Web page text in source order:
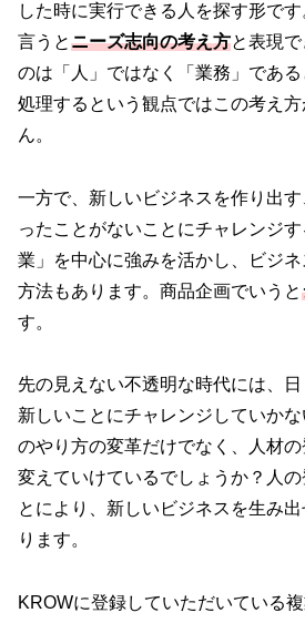
した時に実行できる人を探す形で
言うとニーズ志向の考え方と表現
のは「人」ではなく「業務」であ
処理するという観点ではこの考え
ん。
一方で、新しいビジネスを作り出
ったことがないことにチャレンジ
業」を中心に強みを活かし、ビジネ
方法もあります。商品企画でいうと
す。
先の見えない不透明な時代には、日
新しいことにチャレンジしていか
のやり方の変革だけでなく、人材
変えていけているでしょうか？人
とにより、新しいビジネスを生み
ります。
KROWに登録していただいている